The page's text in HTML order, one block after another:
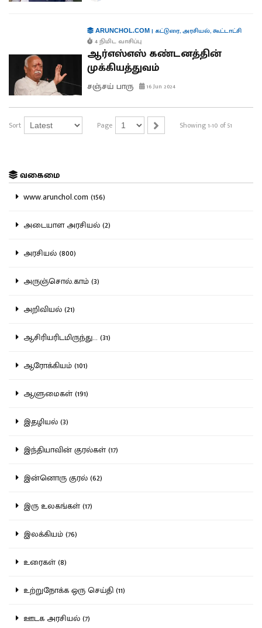
ARUNCHOL.COM| கட்டுரை,அரசியல்,கூட்டாட்சி
4 நிமிட வாசிப்பு
ஆர்எஸ்எஸ் கண்டனத்தின்
முக்கியத்துவம்
சஞ்சய் பாரு 16 Jun 2024
Sort Page Showing 1-10 of 51
வகைமை
www.arunchol.com (156)
அடையாள அரசியல் (2)
அரசியல் (800)
அருஞ்சொல்.காம் (3)
அறிவியல் (21)
ஆசிரியரிடமிருந்து... (31)
ஆரோக்கியம் (101)
ஆளுமைகள் (191)
இதழியல் (3)
இந்தியாவின் குரல்கள் (17)
இன்னொரு குரல் (62)
இரு உலகங்கள் (17)
இலக்கியம் (76)
உரைகள் (8)
உற்றுநோக்க ஒரு செய்தி (11)
ஊடக அரசியல் (7)